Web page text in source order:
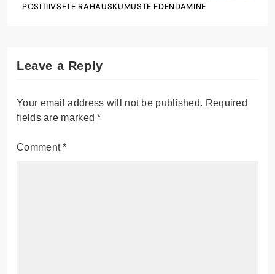
POSITIIVSETE RAHAUSKUMUSTE EDENDAMINE
Leave a Reply
Your email address will not be published. Required
fields are marked*
Comment*